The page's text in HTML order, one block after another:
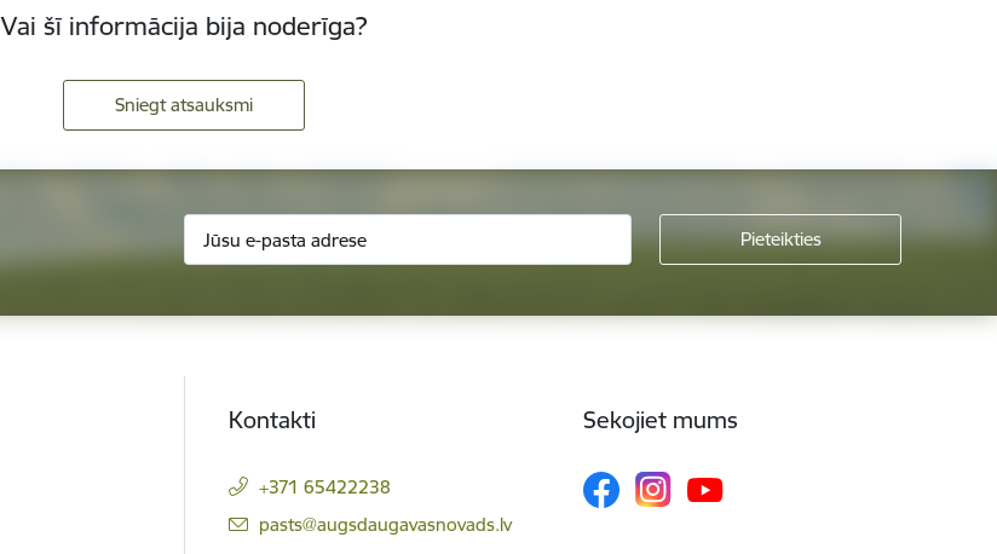
Vai šī informācija bija noderīga?
Sniegt atsauksmi
Kontakti
+371 65422238
E-pasts:
pasts@augsdaugavasnovads.lv
Sekojiet mums